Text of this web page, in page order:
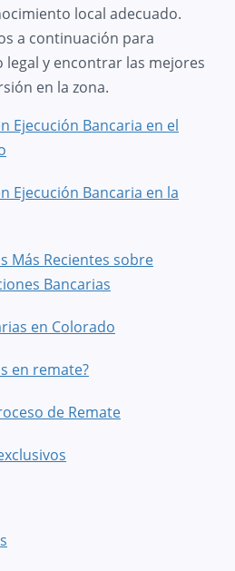
local adecuado.
a continuación para
y encontrar las mejores
en la zona.
Ejecución Bancaria en el
Ejecución Bancaria en la
Más Recientes sobre
Bancarias
en Colorado
en remate?
de Remate